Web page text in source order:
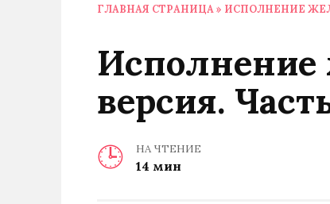
ГЛАВНАЯ СТРАНИЦА » ИСПОЛНЕНИЕ
версия.
НА ЧТЕНИЕ
14 мин